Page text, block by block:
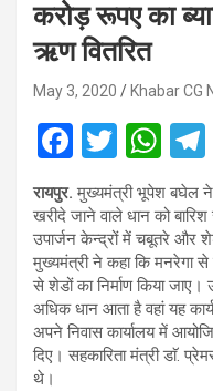
करोड़ रूपए का
ऋण वितरित
May 3, 2020 Khabar CG
F
a
ce
b
o
o
k
T
wi
tt
er
W
h
at
s
A
p
p
रायपुर. मुख्यमंत्री भूपेश बघेल ने
खरीदे जाने वाले धान को
उपार्जन केन्द्रों में चबूतरे और
मुख्यमंत्री ने कहा कि मनरेगा से
से शेडों का निर्माण किया जाए।
अधिक धान आता है वहां यह
अपने निवास कार्यालय में
दिए। सहकारिता मंत्री डाॅ.
थे।